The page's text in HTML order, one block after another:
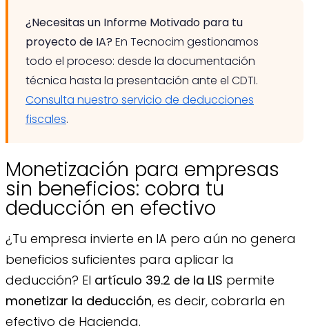
¿Necesitas un Informe Motivado para tu
proyecto de IA? En Tecnocim gestionamos
todo el proceso: desde la documentación
técnica hasta la presentación ante el CDTI.
Consulta nuestro servicio de deducciones
fiscales.
Monetización para empresas
sin beneficios: cobra tu
deducción en efectivo
¿Tu empresa invierte en IA pero aún no genera
beneficios suficientes para aplicar la
deducción? El artículo 39.2 de la LIS permite
monetizar la deducción, es decir, cobrarla en
efectivo de Hacienda.